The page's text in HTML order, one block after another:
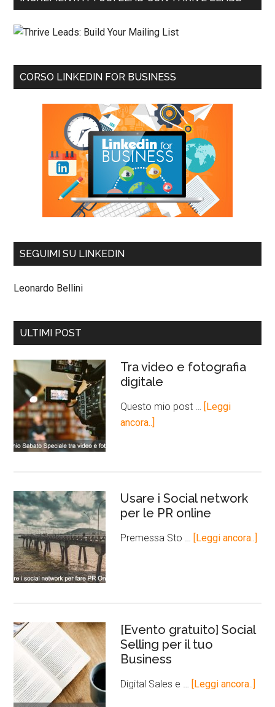
CORSO LINKEDIN FOR BUSINESS
SEGUIMI SU LINKEDIN
Leonardo Bellini
ULTIMI POST
Tra video e fotografia
digitale
Questo mio post …
[Leggi
ancora..]
Usare i Social network
per le PR online
Premessa Sto … [Leggi ancora..]
[Evento gratuito] Social
Selling per il tuo
Business
Digital Sales e … [Leggi ancora..]